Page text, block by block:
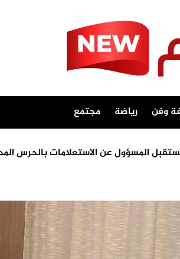
وفن رياضة مجتمع
المسؤول عن الاستعلامات بالحرس